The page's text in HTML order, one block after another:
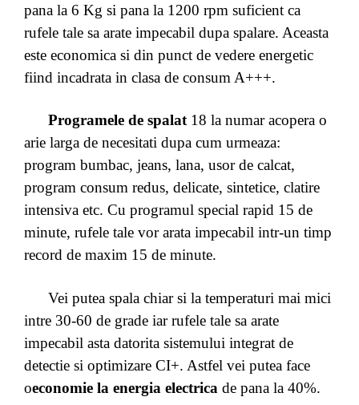
pana la 6 Kg si pana la 1200 rpm suficient ca
rufele tale sa arate impecabil dupa spalare. Aceasta
este economica si din punct de vedere energetic
fiind incadrata in clasa de consum A+++.
Programele de spalat 18 la numar acopera o
arie larga de necesitati dupa cum urmeaza:
program bumbac, jeans, lana, usor de calcat,
program consum redus, delicate, sintetice, clatire
intensiva etc. Cu programul special rapid 15 de
minute, rufele tale vor arata impecabil intr-un timp
record de maxim 15 de minute.
Vei putea spala chiar si la temperaturi mai mici
intre 30-60 de grade iar rufele tale sa arate
impecabil asta datorita sistemului integrat de
detectie si optimizare CI+. Astfel vei putea face
oeconomie la energia electrica de pana la 40%.